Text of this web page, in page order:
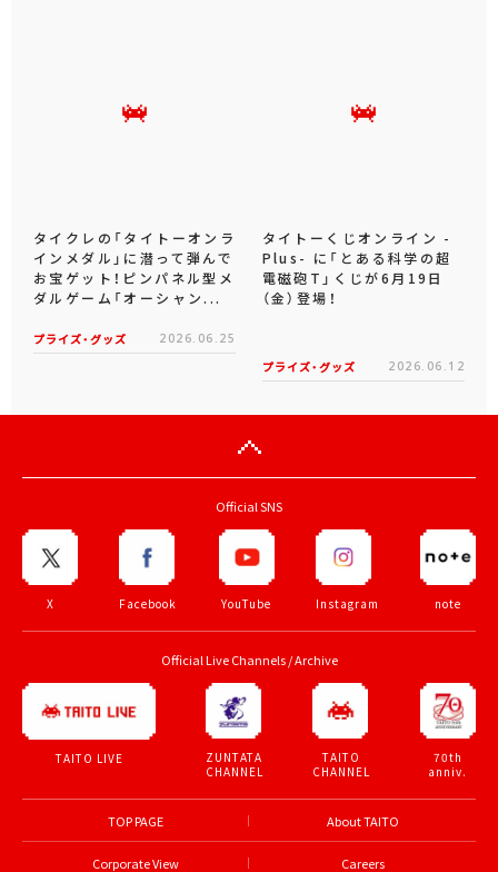
タイクレの「タイトーオンラ
インメダル」に潜って弾んで
お宝ゲット！ピンパネル型メ
ダルゲーム「オーシャン...
プライズ・グッズ 2026.06.25
タイトーくじオンライン -
Plus- に「とある科学の超
電磁砲T」くじが6月19日
（金）登場！
プライズ・グッズ 2026.06.12
Official SNS
X Facebook YouTube Instagram note
Official Live Channels / Archive
TAITO LIVE
ZUNTATA
CHANNEL
TAITO
CHANNEL
70th
anniv.
TOP PAGE About TAITO
Corporate View Careers